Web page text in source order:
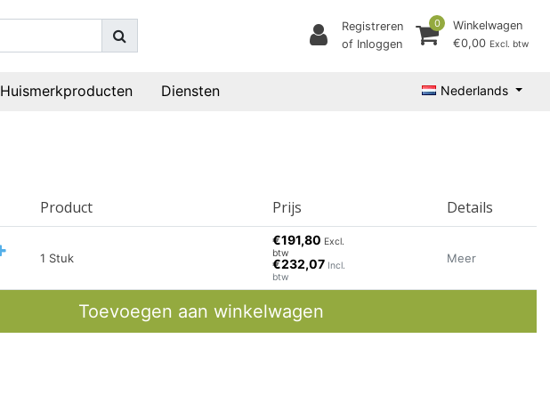
Registreren
of Inloggen
0
Winkelwagen
€0,00 Excl. btw
Huismerkproducten Diensten Nederlands
Product Prijs Details
1 Stuk
€191,80 Excl.
btw
€232,07 Incl.
btw
Meer
Toevoegen aan winkelwagen